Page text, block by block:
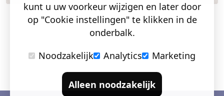
kunt u uw voorkeur wijzigen en later door
op "Cookie instellingen" te klikken in de
onderbalk.
Noodzakelijk
Analytics Marketing
Alleen noodzakelijk